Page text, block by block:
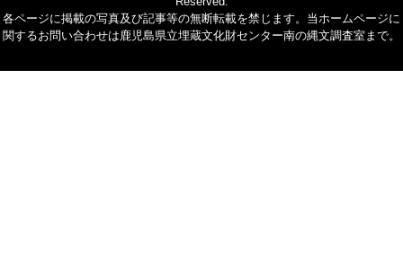
各ページに掲載の写真及び記事等の無断転載を禁じます。当ホームページに
関するお問い合わせは鹿児島県立埋蔵文化財センター南の縄文調査室まで。